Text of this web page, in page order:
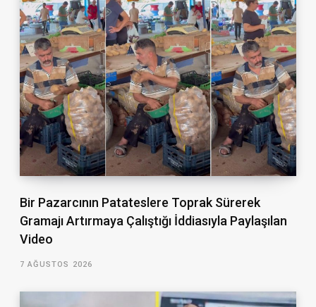
Bir Pazarcının Patateslere Toprak Sürerek
Gramajı Artırmaya Çalıştığı İddiasıyla Paylaşılan
Video
7 AĞUSTOS 2026